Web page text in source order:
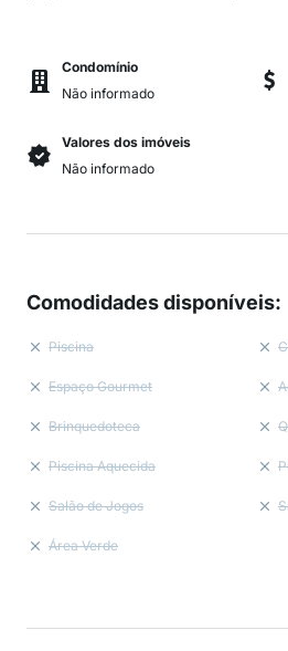
Condomínio
Não informado
Valores dos imóveis
Não informado
Comodidades disponíveis:
Piscina
Espaço Gourmet
Brinquedoteca
Piscina Aquecida
Salão de Jogos
Área Verde